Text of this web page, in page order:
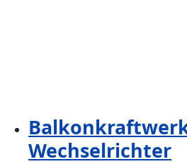
Wechselrichter